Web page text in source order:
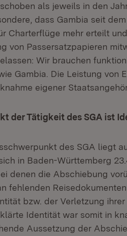
als jeweils in den
dass Gambia seit
Charterflüge mehr erteilt
von Passersatzpapieren
Wir brauchen
Gambia. Die Leistung von
eigener
der Tätigkeit des SGA ist
des SGA liegt
in Baden-Württemberg
denen die Abschiebung
fehlenden
bzw. der Verletzung
Identität war somit in
Aussetzung der